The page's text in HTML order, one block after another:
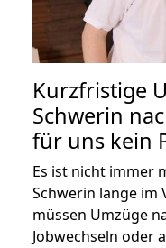
Kurzfristige
Schwerin
für uns kein
Es ist nicht immer
Schwerin lange im
müssen Umzüge
Jobwechseln oder